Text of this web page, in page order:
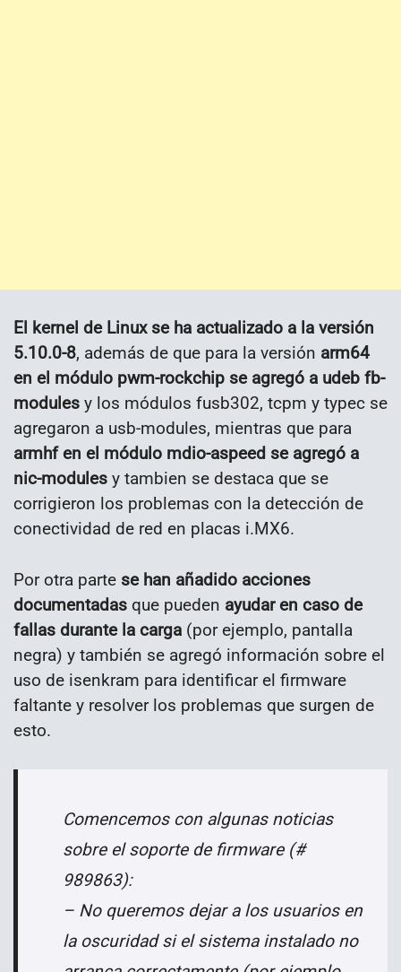
El kernel de Linux se ha actualizado a la versión
5.10.0-8, además de que para la versión arm64
en el módulo pwm-rockchip se agregó a udeb fb-
modules y los módulos fusb302, tcpm y typec se
agregaron a usb-modules, mientras que para
armhf en el módulo mdio-aspeed se agregó a
nic-modules y tambien se destaca que se
corrigieron los problemas con la detección de
conectividad de red en placas i.MX6.
Por otra parte se han añadido acciones
documentadas que pueden ayudar en caso de
fallas durante la carga (por ejemplo, pantalla
negra) y también se agregó información sobre el
uso de isenkram para identificar el firmware
faltante y resolver los problemas que surgen de
esto.
Comencemos con algunas noticias
sobre el soporte de firmware (#
989863):
– No queremos dejar a los usuarios en
la oscuridad si el sistema instalado no